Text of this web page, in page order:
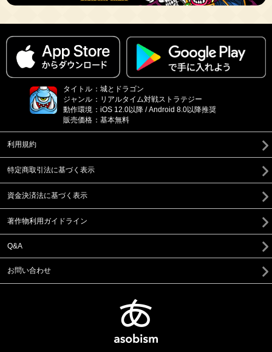
タイトル ： 城とドラゴン
ジャンル ： リアルタイム対戦ストラテジー
動作環境 ： iOS 12.0以降 / Android 8.0以降推奨
販売価格 ： 基本無料
利用規約
特定商取引法に基づく表示
資金決済法に基づく表示
著作物利用ガイドライン
Q&A
お問い合わせ